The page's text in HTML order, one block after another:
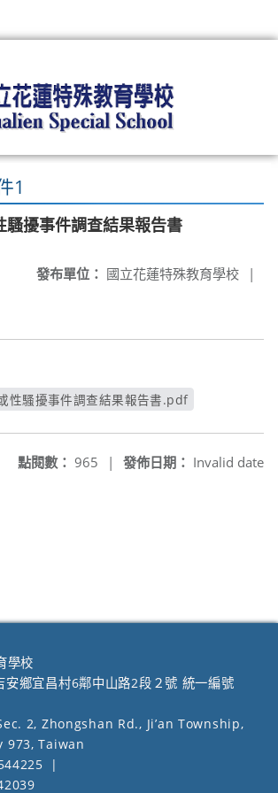
1
騷擾事件調查結果報告書
發布單位： 國立花蓮特殊教育學校 |
性騷擾事件調查結果報告書.pdf
發佈日期： Invalid date
點閱數： 965 |
學校
鄉宜昌村6鄰中山路2段２號 統一編號
2, Zhongshan Rd., Ji’an Township,
973, Taiwan
|